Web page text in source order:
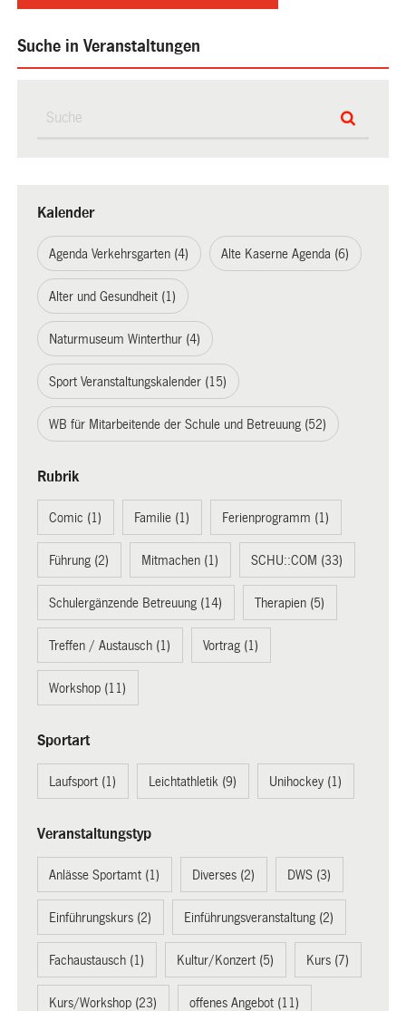
Suche in Veranstaltungen
Kalender
Agenda Verkehrsgarten (4) Alte Kaserne Agenda (6)
Alter und Gesundheit (1)
Naturmuseum Winterthur (4)
Sport Veranstaltungskalender (15)
WB für Mitarbeitende der Schule und Betreuung (52)
Rubrik
Comic (1) Familie (1) Ferienprogramm (1)
Führung (2) Mitmachen (1) SCHU::COM (33)
Schulergänzende Betreuung (14) Therapien (5)
Treffen / Austausch (1) Vortrag (1)
Workshop (11)
Sportart
Laufsport (1) Leichtathletik (9) Unihockey (1)
Veranstaltungstyp
Anlässe Sportamt (1) Diverses (2) DWS (3)
Einführungskurs (2) Einführungsveranstaltung (2)
Fachaustausch (1) Kultur/Konzert (5) Kurs (7)
Kurs/Workshop (23) offenes Angebot (11)